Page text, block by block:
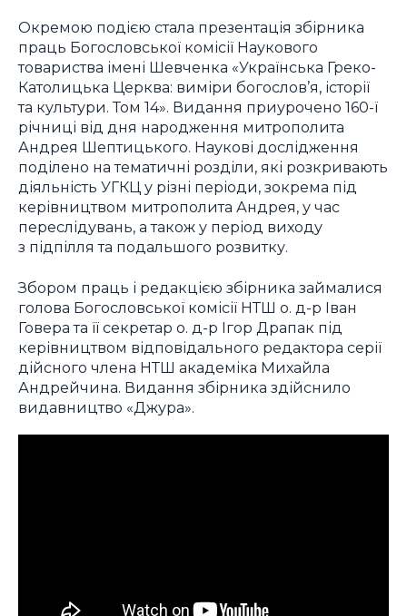
Окремою подією стала презентація збірника
праць Богословської комісії Наукового
товариства імені Шевченка «Українська Греко-
Католицька Церква: виміри богослов’я, історії
та культури. Том 14». Видання приурочено 160-ї
річниці від дня народження митрополита
Андрея Шептицького. Наукові дослідження
поділено на тематичні розділи, які розкривають
діяльність УГКЦ у різні періоди, зокрема під
керівництвом митрополита Андрея, у час
переслідувань, а також у період виходу
з підпілля та подальшого розвитку.
Збором праць і редакцією збірника займалися
голова Богословської комісії НТШ о. д-р Іван
Говера та її секретар о. д-р Ігор Драпак під
керівництвом відповідального редактора серії
дійсного члена НТШ академіка Михайла
Андрейчина. Видання збірника здійснило
видавництво «Джура».